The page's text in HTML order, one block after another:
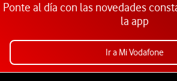
Ponte al día con las novedades
la app
Ir a Mi Vodafone